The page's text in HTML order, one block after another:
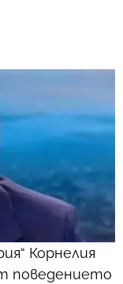
Корнелия
поведението